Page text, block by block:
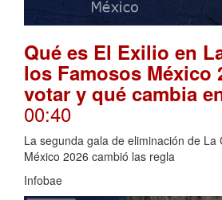
Qué es El Exilio en
los Famosos México
votar y qué cambia
00:40
La segunda gala de eliminación de La
México 2026 cambió las regla
Infobae